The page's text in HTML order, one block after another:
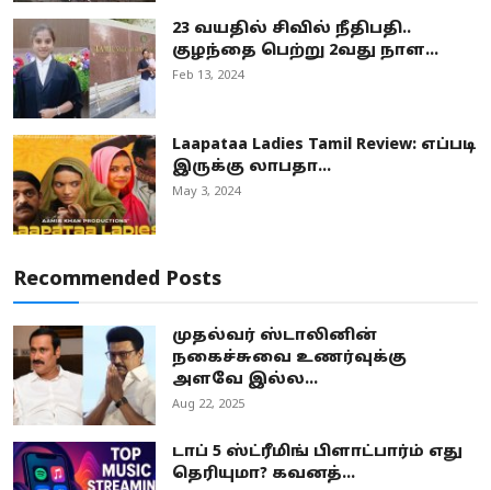
23 வயதில் சிவில் நீதிபதி..
குழந்தை பெற்று 2வது நாள...
Feb 13, 2024
Laapataa Ladies Tamil Review: எப்படி
இருக்கு லாபதா...
May 3, 2024
Recommended Posts
முதல்வர் ஸ்டாலினின்
நகைச்சுவை உணர்வுக்கு
அளவே இல்ல...
Aug 22, 2025
டாப் 5 ஸ்ட்ரீமிங் பிளாட்பார்ம் எது
தெரியுமா? கவனத்...